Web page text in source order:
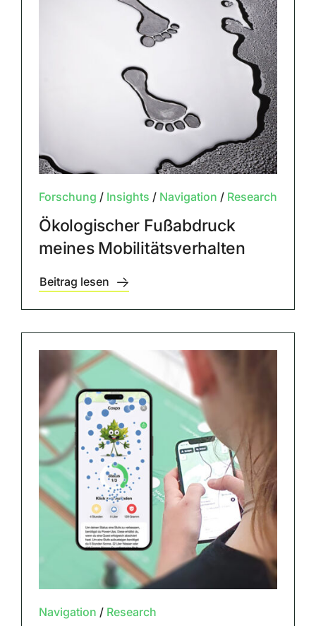
Forschung / Insights / Navigation / Research
Ökologischer Fußabdruck
meines Mobilitätsverhalten
Beitrag lesen
Navigation / Research